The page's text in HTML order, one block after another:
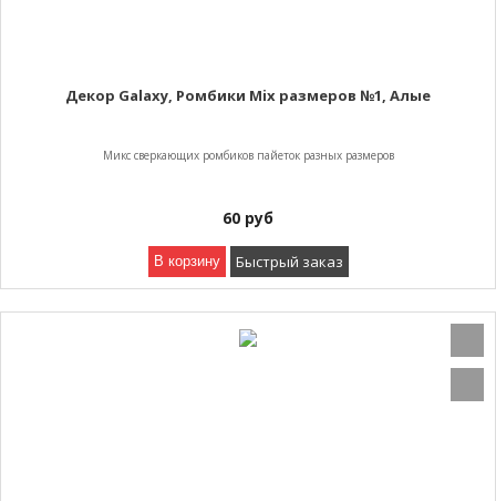
Декор Galaxy, Ромбики Mix размеров №1, Алые
Микс сверкающих ромбиков пайеток разных размеров
60 руб
В корзину Быстрый заказ